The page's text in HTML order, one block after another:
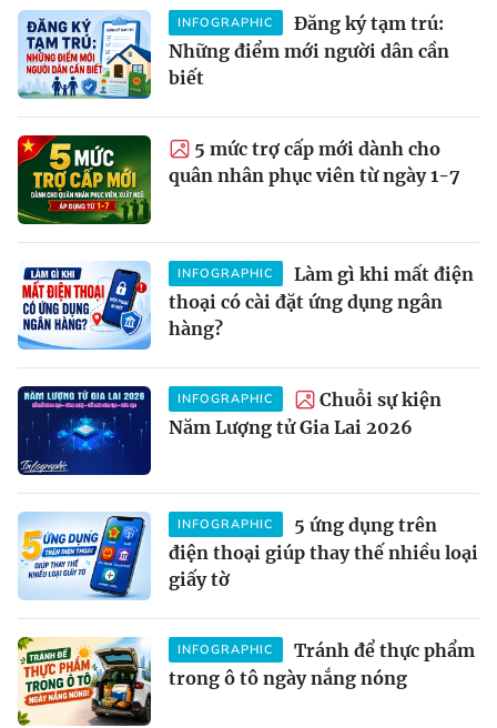
INFOGRAPHIC
Đăng ký tạm trú:
Những điểm mới người dân cần
biết
5 mức trợ cấp mới dành cho
quân nhân phục viên từ ngày 1-7
INFOGRAPHIC
Làm gì khi mất điện
thoại có cài đặt ứng dụng ngân
hàng?
INFOGRAPHIC
Chuỗi sự kiện
Năm Lượng tử Gia Lai 2026
INFOGRAPHIC
5 ứng dụng trên
điện thoại giúp thay thế nhiều loại
giấy tờ
INFOGRAPHIC
Tránh để thực phẩm
trong ô tô ngày nắng nóng